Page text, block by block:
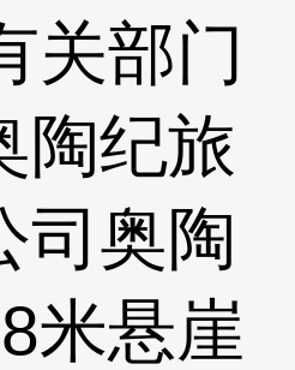
关部门
陶纪旅
司奥陶
米悬崖